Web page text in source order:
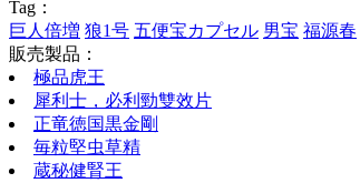
Tag：
巨人倍増 狼1号 五便宝カプセル 男宝 福源春
販売製品：
極品虎王
犀利士，必利勁雙效片
正竜徳国黒金剛
毎粒堅虫草精
蔵秘健腎王